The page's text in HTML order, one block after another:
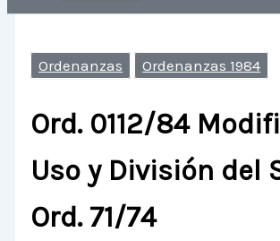
Ordenanzas Ordenanzas 1984
Ord. 0112/84
Uso y División del
Ord. 71/74